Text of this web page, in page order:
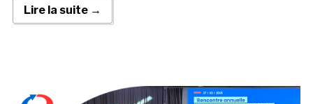
Lire la suite →